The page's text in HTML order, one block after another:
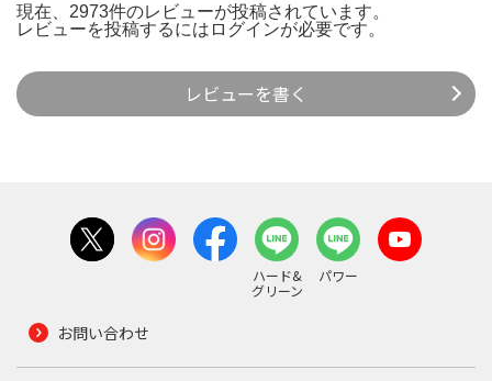
現在、2973件のレビューが投稿されています。
レビューを投稿するには ログインが必要です。
レビューを書く
ハード&
グリーン
パワー
お問い合わせ